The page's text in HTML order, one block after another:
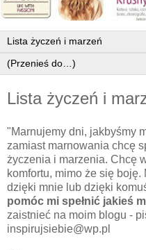
Lista życzeń i
"Marnujemy dni, jakbyśmy
zamiast marnowania chcę
życzenia i marzenia. Chcę
komfortu, mimo że się boję.
dzięki mnie lub dzięki
pomóc mi spełnić jakieś
zaistnieć na moim blogu -
inspirujsiebie@wp.pl